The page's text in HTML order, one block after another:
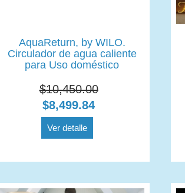
AquaReturn, by WILO.
Circulador de agua caliente
para Uso doméstico
$10,450.00
$8,499.84
Ver detalle